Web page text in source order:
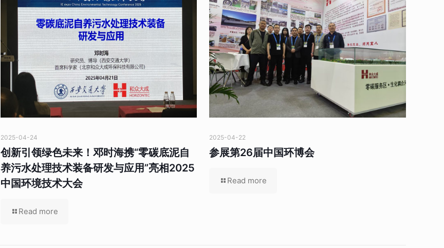
2025-04-24
创新引领绿色未来！邓时海携“零碳底泥自
养污水处理技术装备研发与应用”亮相2025
中国环境技术大会
Read more
2025-04-22
参展第26届中国环博会
Read more